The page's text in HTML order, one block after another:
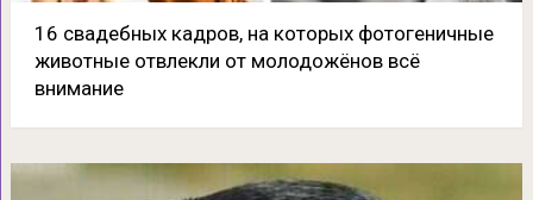
16 свадебных кадров, на которых фотогеничные
животные отвлекли от молодожёнов всё
внимание